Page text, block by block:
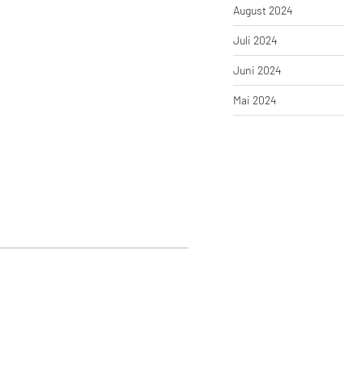
August 2024
Juli 2024
Juni 2024
Mai 2024